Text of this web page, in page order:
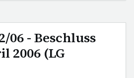
06 - Beschluss
2006 (LG